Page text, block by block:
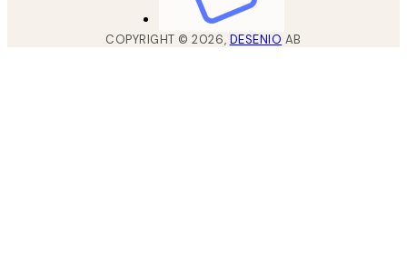
COPYRIGHT ©2026, DESENIO AB